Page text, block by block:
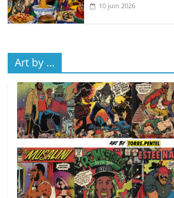
10 juin 2026
Art by …